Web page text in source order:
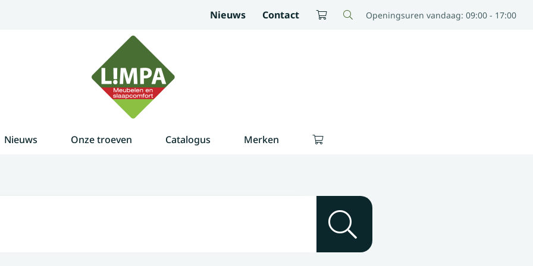
Nieuws Contact Openingsuren vandaag: 09:00 - 17:00
Nieuws Onze troeven Catalogus Merken